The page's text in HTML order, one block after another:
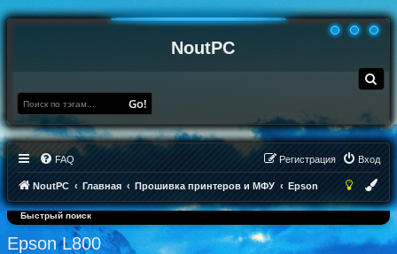
NoutPC
о
Go!
FAQ Вход
Регистрация
NoutPC Главная Прошивка принтеров и МФУ Epson
Быстрый поиск
Epson L800